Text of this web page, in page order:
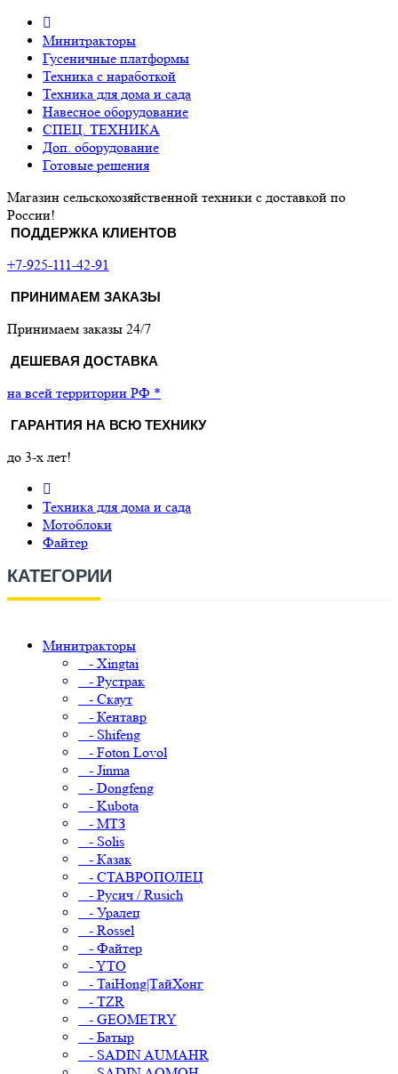
Минитракторы
Гусеничные платформы
Техника с наработкой
Техника для дома и сада
Навесное оборудование
СПЕЦ. ТЕХНИКА
Доп. оборудование
Готовые решения
Магазин сельскохозяйственной техники с доставкой по
России!
ПОДДЕРЖКА КЛИЕНТОВ
+7-925-111-42-91
ПРИНИМАЕМ ЗАКАЗЫ
Принимаем заказы 24/7
ДЕШЕВАЯ ДОСТАВКА
на всей территории РФ *
ГАРАНТИЯ НА ВСЮ ТЕХНИКУ
до 3-х лет!
Техника для дома и сада
Мотоблоки
Файтер
КАТЕГОРИИ
Минитракторы
- Xingtai
- Рустрак
- Скаут
- Кентавр
- Shifeng
- Foton Lovol
- Jinma
- Dongfeng
- Kubota
- МТЗ
- Solis
- Казак
- СТАВРОПОЛЕЦ
- Русич / Rusich
- Уралец
- Rossel
- Файтер
- YTO
- TaiHong|ТайХонг
- TZR
- GEOMETRY
- Батыр
- SADIN AUMAHR